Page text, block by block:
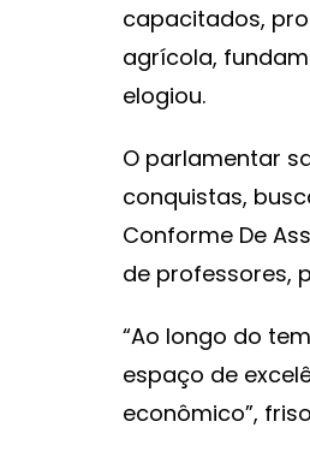
capacitados,
agrícola,
elogiou.
O parlamentar
conquistas,
Conforme De
de professores,
“Ao longo do
espaço de
econômico”,